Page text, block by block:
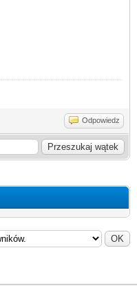
Odpowiedz